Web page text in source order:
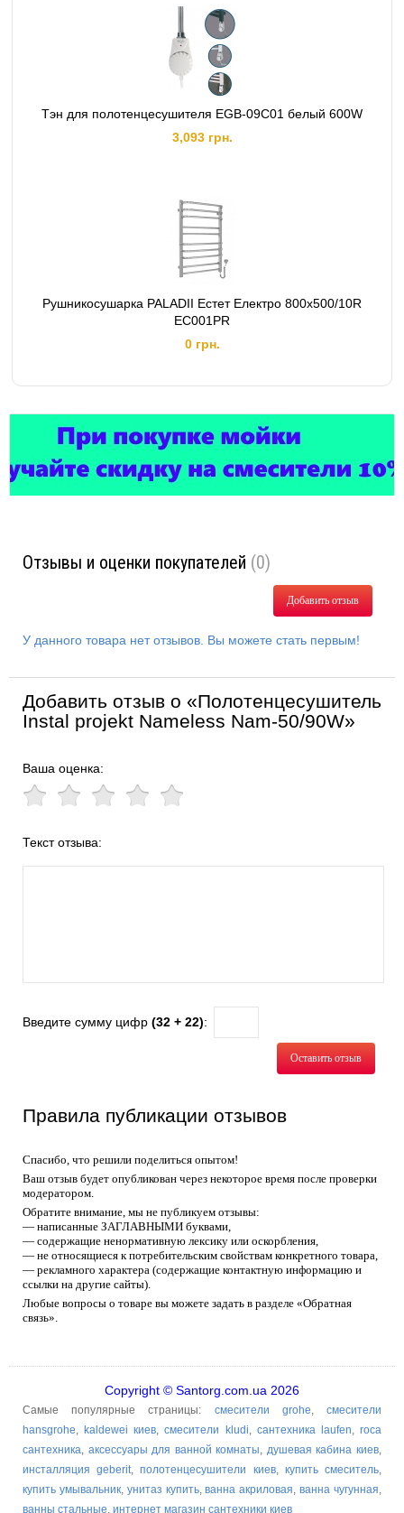
Тэн для полотенцесушителя EGB-09C01 белый 600W
3,093 грн.
Рушникосушарка PALADII Естет Електро 800х500/10R
ЕС001РR
0 грн.
Отзывы и оценки покупателей (0)
Добавить отзыв
У данного товара нет отзывов. Вы можете стать первым!
Добавить отзыв о «Полотенцесушитель
Instal projekt Nameless Nam-50/90W»
Ваша оценка:
Текст отзыва:
Введите сумму цифр (32 + 22):
Оставить отзыв
Правила публикации отзывов
Спасибо, что решили поделиться опытом!
Ваш отзыв будет опубликован через некоторое время после проверки
модератором.
Обратите внимание, мы не публикуем отзывы:
— написанные ЗАГЛАВНЫМИ буквами,
— содержащие ненормативную лексику или оскорбления,
— не относящиеся к потребительским свойствам конкретного товара,
— рекламного характера (содержащие контактную информацию и
ссылки на другие сайты).
Любые вопросы о товаре вы можете задать в разделе «Обратная
связь».
Copyright © Santorg.com.ua 2026
Самые популярные страницы: смесители grohe,смесители
hansgrohe, kaldewei киев,смесители kludi, сантехника laufen,roca
сантехника, аксессуары для ванной комнаты, душевая кабина киев,
инсталляция geberit,полотенцесушители киев, купить смеситель,
купить умывальник, унитаз купить,ванна акриловая,ванна чугунная,
ванны стальные, интернет магазин сантехники киев